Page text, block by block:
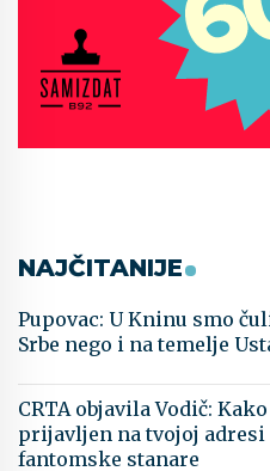
NAJČITANIJE
Pupovac: U Kninu smo
Srbe nego i na temelje
CRTA objavila Vodič:
prijavljen na tvojoj
fantomske stanare